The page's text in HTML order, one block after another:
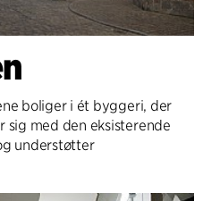
boliger i ét byggeri, der
med den eksisterende
understøtter